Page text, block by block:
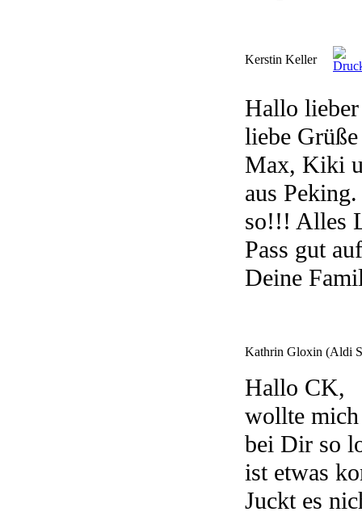
Kerstin Keller
Hallo
liebe
Max, Kiki
aus
so!!! Alles
Pass gut
Deine
Kathrin Gloxin (Aldi
Hallo CK,
wollte mich
bei Dir so
ist etwas
Juckt es